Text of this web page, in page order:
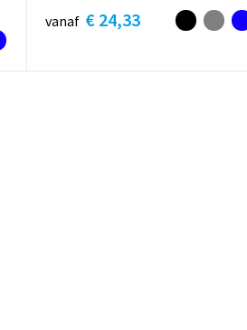
vanaf € 24,33